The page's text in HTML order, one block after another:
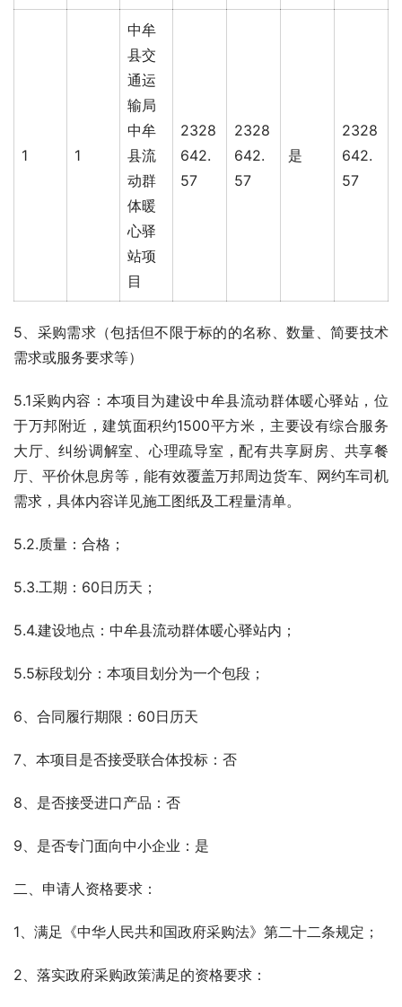
1 1
中牟
县交
通运
输局
中牟
县流
动群
体暖
心驿
站项
目
2328
642.
57
2328
642.
57
是
2328
642.
57
5、采购需求（包括但不限于标的的名称、数量、简要技术
需求或服务要求等）
5.1采购内容：本项目为建设中牟县流动群体暖心驿站，位
于万邦附近，建筑面积约1500平方米，主要设有综合服务
大厅、纠纷调解室、心理疏导室，配有共享厨房、共享餐
厅、平价休息房等，能有效覆盖万邦周边货车、网约车司机
需求，具体内容详见施工图纸及工程量清单。
5.2.质量：合格；
5.3.工期：60日历天；
5.4.建设地点：中牟县流动群体暖心驿站内；
5.5标段划分：本项目划分为一个包段；
6、合同履行期限：60日历天
7、本项目是否接受联合体投标：否
8、是否接受进口产品：否
9、是否专门面向中小企业：是
二、申请人资格要求：
1、满足《中华人民共和国政府采购法》第二十二条规定；
2、落实政府采购政策满足的资格要求：